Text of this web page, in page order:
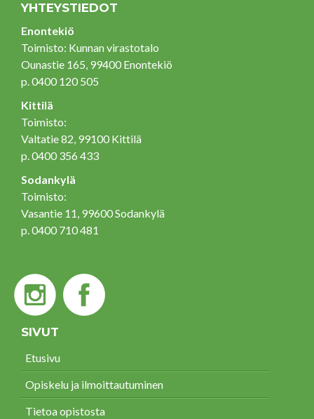
YHTEYSTIEDOT
Enontekiö
Toimisto: Kunnan virastotalo
Ounastie 165, 99400 Enontekiö
p. 0400 120 505
Kittilä
Toimisto:
Valtatie 82, 99100 Kittilä
p. 0400 356 433
Sodankylä
Toimisto:
Vasantie 11, 99600 Sodankylä
p. 0400 710 481
SIVUT
Etusivu
Opiskelu ja ilmoittautuminen
Tietoa opistosta